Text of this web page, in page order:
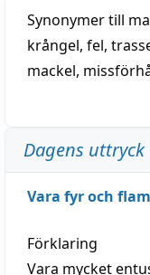
Synonymer till
krångel, fel,
mackel,
Dagens uttryck
Vara fyr och
Förklaring
Vara mycket